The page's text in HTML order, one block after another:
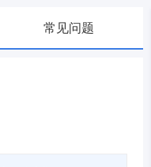
常见问题